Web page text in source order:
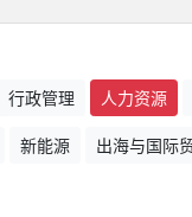
行政管理 人力资源
新能源 出海与国际